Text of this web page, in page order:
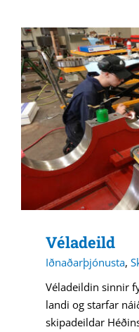
Véladeild
Iðnaðarþjónusta,
Véladeildin sinnir
landi og starfar
skipadeildar